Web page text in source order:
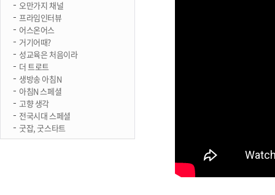
오만가지 채널
프라임인터뷰
어스온어스
거기어때?
성교육은 처음이라
더 트로트
생방송 아침N
아침N 스페셜
고향 생각
전국시대 스페셜
굿잡, 굿스타트